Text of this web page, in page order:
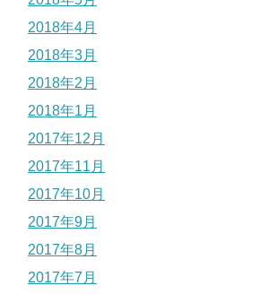
2018年4月
2018年3月
2018年2月
2018年1月
2017年12月
2017年11月
2017年10月
2017年9月
2017年8月
2017年7月